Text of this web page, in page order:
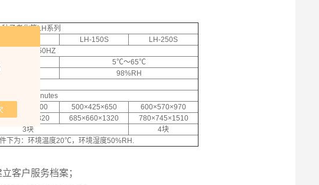
种子老化箱LH系列
LH-150S
LH-250S
AC 220V 50HZ
5℃～65℃
98%RH
1～9999minutes
500×370×800 500×425×650
600×570×970
600×570×1320 685×660×1320
780×745×1510
3块
4块
下为：环境温度20℃，环境湿度50%RH.
客户服务档案；